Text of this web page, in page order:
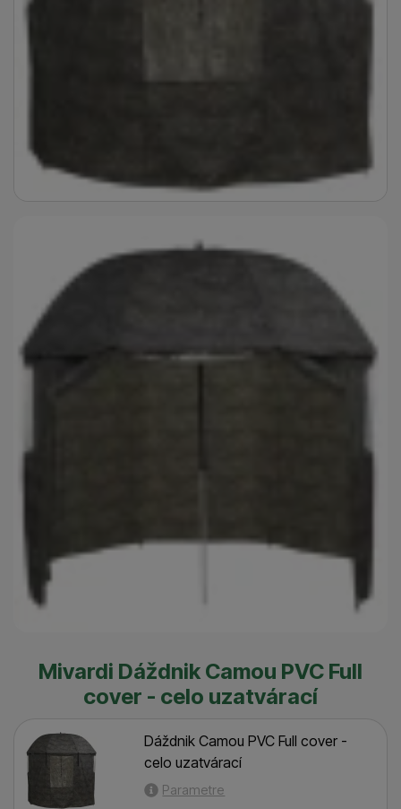
Mivardi Dáždnik Camou PVC Full
cover - celo uzatvárací
Dáždnik Camou PVC Full cover -
celo uzatvárací
Parametre